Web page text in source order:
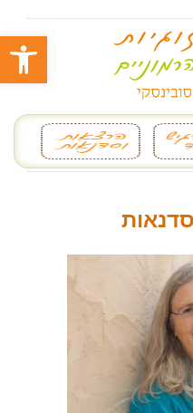
פתח